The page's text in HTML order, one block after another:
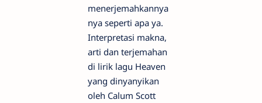
menerjemahkannya
nya seperti apa ya.
Interpretasi makna,
arti dan terjemahan
di lirik lagu Heaven
yang dinyanyikan
oleh Calum Scott